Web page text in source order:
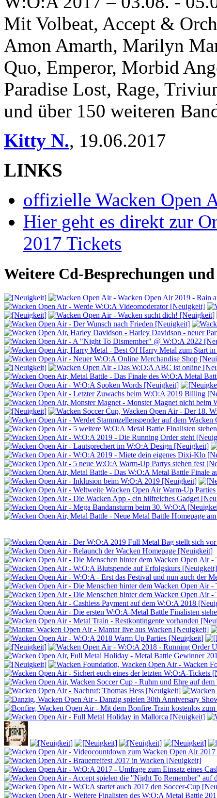
Mit Volbeat, Accept &
Amon Amarth, Marilyn
Quo, Emperor, Morbid
Paradise Lost, Rage,
und über 150 weiteren
Kitty N., 19.06.2017
LINKS
offizielle Wacken Open
Hier geht es direkt zur
2017 Tickets
Weitere Cd-Besprechungen